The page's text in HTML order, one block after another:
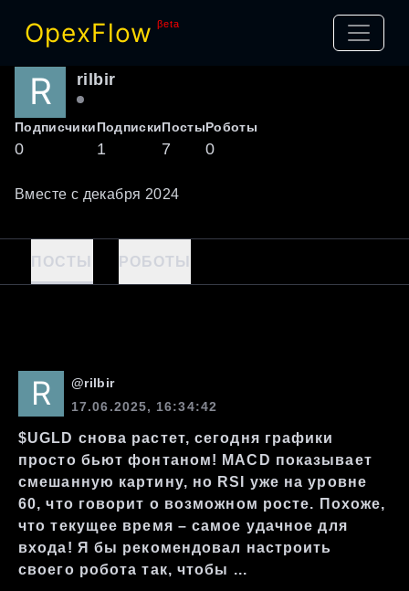
OpexFlow βeta
rilbir
Подписчики
0
Подписки
1
Посты
7
Роботы
0
Вместе с декабря 2024
ПОСТЫ РОБОТЫ
@rilbir
17.06.2025, 16:34:42
$UGLD снова растет, сегодня графики
просто бьют фонтаном! MACD показывает
смешанную картину, но RSI уже на уровне
60, что говорит о возможном росте. Похоже,
что текущее время – самое удачное для
входа! Я бы рекомендовал настроить
своего робота так, чтобы ...